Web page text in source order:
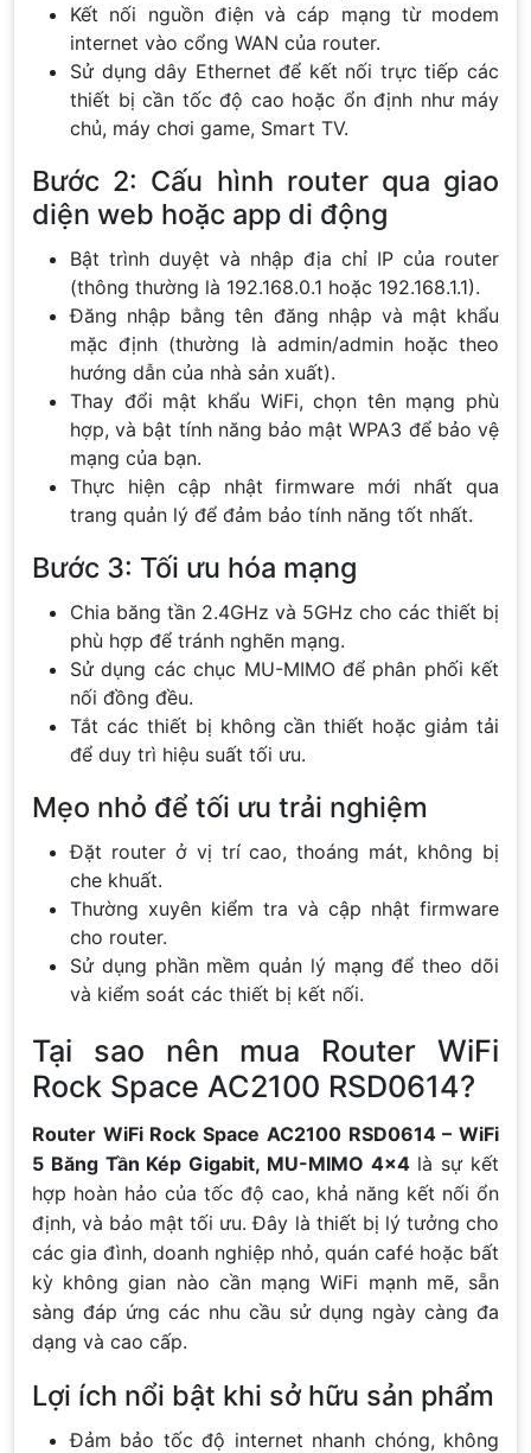
Kết nối nguồn điện và cáp mạng từ modem
internet vào cổng WAN của router.
Sử dụng dây Ethernet để kết nối trực tiếp các
thiết bị cần tốc độ cao hoặc ổn định như máy
chủ, máy chơi game, Smart TV.
Bước 2: Cấu hình router qua giao
diện web hoặc app di động
Bật trình duyệt và nhập địa chỉ IP của router
(thông thường là 192.168.0.1 hoặc 192.168.1.1).
Đăng nhập bằng tên đăng nhập và mật khẩu
mặc định (thường là admin/admin hoặc theo
hướng dẫn của nhà sản xuất).
Thay đổi mật khẩu WiFi, chọn tên mạng phù
hợp, và bật tính năng bảo mật WPA3 để bảo vệ
mạng của bạn.
Thực hiện cập nhật firmware mới nhất qua
trang quản lý để đảm bảo tính năng tốt nhất.
Bước 3: Tối ưu hóa mạng
Chia băng tần 2.4GHz và 5GHz cho các thiết bị
phù hợp để tránh nghẽn mạng.
Sử dụng các chục MU-MIMO để phân phối kết
nối đồng đều.
Tắt các thiết bị không cần thiết hoặc giảm tải
để duy trì hiệu suất tối ưu.
Mẹo nhỏ để tối ưu trải nghiệm
Đặt router ở vị trí cao, thoáng mát, không bị
che khuất.
Thường xuyên kiểm tra và cập nhật firmware
cho router.
Sử dụng phần mềm quản lý mạng để theo dõi
và kiểm soát các thiết bị kết nối.
Tại sao nên mua Router WiFi
Rock Space AC2100 RSD0614?
Router WiFi Rock Space AC2100 RSD0614 – WiFi
5 Băng Tần Kép Gigabit, MU-MIMO 4×4là sự kết
hợp hoàn hảo của tốc độ cao, khả năng kết nối ổn
định, và bảo mật tối ưu. Đây là thiết bị lý tưởng cho
các gia đình, doanh nghiệp nhỏ, quán café hoặc bất
kỳ không gian nào cần mạng WiFi mạnh mẽ, sẵn
sàng đáp ứng các nhu cầu sử dụng ngày càng đa
dạng và cao cấp.
Lợi ích nổi bật khi sở hữu sản phẩm
Đảm bảo tốc độ internet nhanh chóng, không